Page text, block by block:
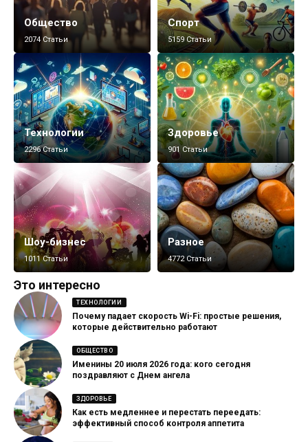
Общество
2074 Статьи
Спорт
5159 Статьи
Технологии
2296 Статьи
Здоровье
901 Статьи
Шоу-бизнес
1011 Статьи
Разное
4772 Статьи
Это интересно
ТЕХНОЛОГИИ
Почему падает скорость Wi-Fi: простые решения,
которые действительно работают
ОБЩЕСТВО
Именины 20 июля 2026 года: кого сегодня
поздравляют с Днем ангела
ЗДОРОВЬЕ
Как есть медленнее и перестать переедать:
эффективный способ контроля аппетита